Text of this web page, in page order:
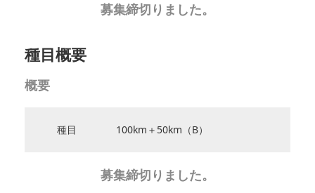
募集締切りました。
種目概要
概要
種目 100km＋50km（B）
募集締切りました。